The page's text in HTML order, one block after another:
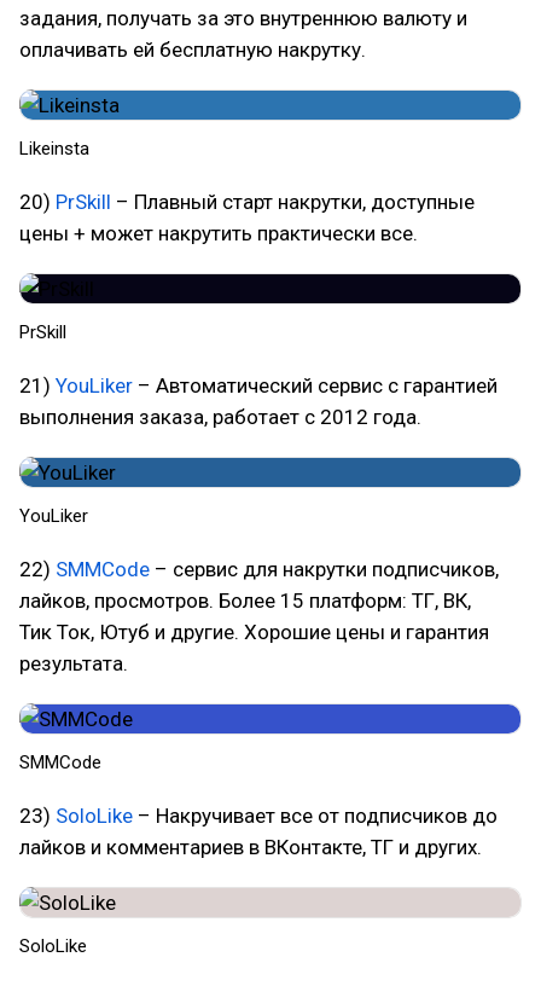
задания, получать за это внутреннюю валюту и
оплачивать ей бесплатную накрутку.
Likeinsta
20) PrSkill – Плавный старт накрутки, доступные
цены + может накрутить практически все.
PrSkill
21) YouLiker – Автоматический сервис с гарантией
выполнения заказа, работает с 2012 года.
YouLiker
22) SMMCode – сервис для накрутки подписчиков,
лайков, просмотров. Более 15 платформ: ТГ, ВК,
Тик Ток, Ютуб и другие. Хорошие цены и гарантия
результата.
SMMCode
23) SoloLike – Накручивает все от подписчиков до
лайков и комментариев в ВКонтакте, ТГ и других.
SoloLike